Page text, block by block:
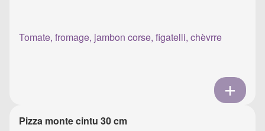
Tomate, fromage, jambon corse, figatelli, chèvrre
Pizza monte cintu 30 cm